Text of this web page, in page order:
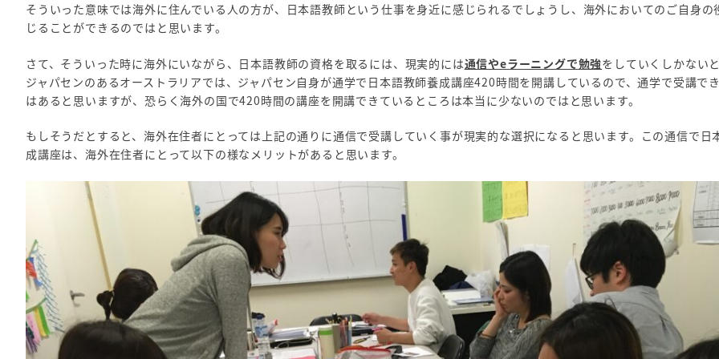
そういった意味では海外に住んでいる人の方が、日本語教師という仕事を身近に感じられるでしょうし、海外においてのご自身の
じることができるのではと思います。
さて、そういった時に海外にいながら、日本語教師の資格を取るには、現実的には通信やeラーニングで勉強をしていくしかない
ジャパセンのあるオーストラリアでは、ジャパセン自身が通学で日本語教師養成講座420時間を開講しているので、通学で受講で
はあると思いますが、恐らく海外の国で420時間の講座を開講できているところは本当に少ないのではと思います。
もしそうだとすると、海外在住者にとっては上記の通りに通信で受講していく事が現実的な選択になると思います。この通信で日
成講座は、海外在住者にとって以下の様なメリットがあると思います。